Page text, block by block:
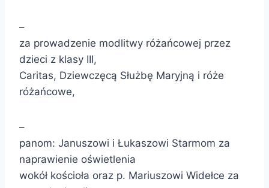
–
za prowadzenie modlitwy różańcowej przez
dzieci z klasy III,
Caritas, Dziewczęcą Służbę Maryjną i róże
różańcowe,
–
panom: Januszowi i Łukaszowi Starmom za
naprawienie oświetlenia
wokół kościoła oraz p. Mariuszowi Widełce za